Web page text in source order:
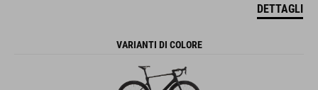
DETTAGLI
VARIANTI DI COLORE